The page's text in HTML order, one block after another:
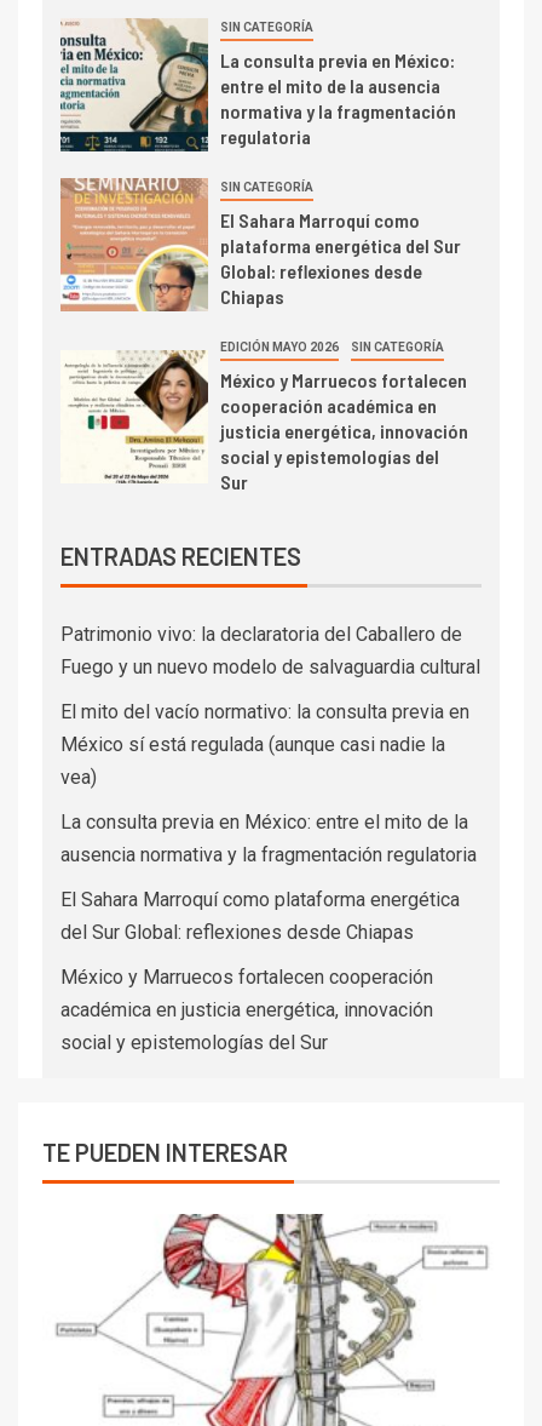
SIN CATEGORÍA
La consulta previa en México:
entre el mito de la ausencia
normativa y la fragmentación
regulatoria
SIN CATEGORÍA
El Sahara Marroquí como
plataforma energética del Sur
Global: reflexiones desde
Chiapas
EDICIÓN MAYO 2026 SIN CATEGORÍA
México y Marruecos fortalecen
cooperación académica en
justicia energética, innovación
social y epistemologías del
Sur
ENTRADAS RECIENTES
Patrimonio vivo: la declaratoria del Caballero de
Fuego y un nuevo modelo de salvaguardia cultural
El mito del vacío normativo: la consulta previa en
México sí está regulada (aunque casi nadie la
vea)
La consulta previa en México: entre el mito de la
ausencia normativa y la fragmentación regulatoria
El Sahara Marroquí como plataforma energética
del Sur Global: reflexiones desde Chiapas
México y Marruecos fortalecen cooperación
académica en justicia energética, innovación
social y epistemologías del Sur
TE PUEDEN INTERESAR